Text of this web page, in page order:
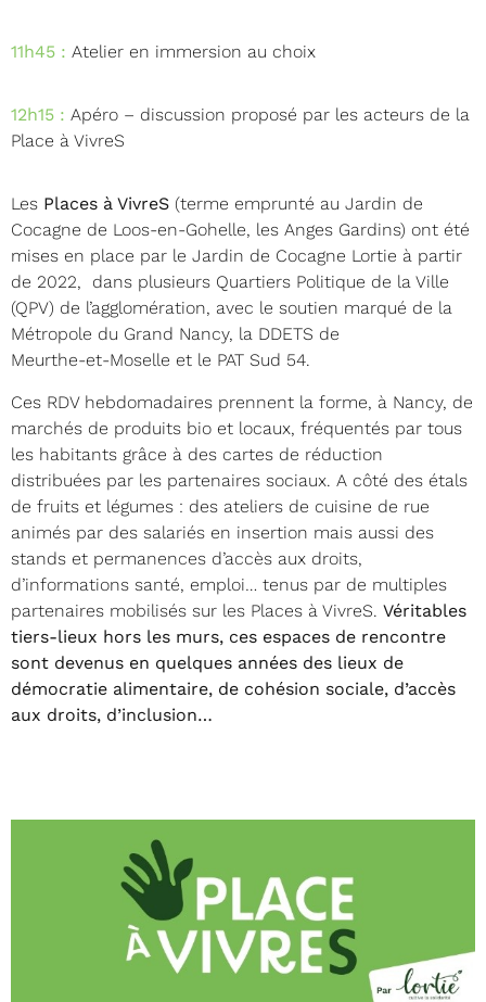
11h45 : Atelier en immersion au choix
12h15 : Apéro – discussion proposé par les acteurs de la
Place à VivreS
Les Places à VivreS (terme emprunté au Jardin de
Cocagne de Loos-en-Gohelle, les Anges Gardins) ont été
mises en place par le Jardin de Cocagne Lortie à partir
de 2022, dans plusieurs Quartiers Politique de la Ville
(QPV) de l’agglomération, avec le soutien marqué de la
Métropole du Grand Nancy, la DDETS de
Meurthe-et-Moselle et le PAT Sud 54.
Ces RDV hebdomadaires prennent la forme, à Nancy, de
marchés de produits bio et locaux, fréquentés par tous
les habitants grâce à des cartes de réduction
distribuées par les partenaires sociaux. A côté des étals
de fruits et légumes : des ateliers de cuisine de rue
animés par des salariés en insertion mais aussi des
stands et permanences d’accès aux droits,
d’informations santé, emploi… tenus par de multiples
partenaires mobilisés sur les Places à VivreS. Véritables
tiers-lieux hors les murs, ces espaces de rencontre
sont devenus en quelques années des lieux de
démocratie alimentaire, de cohésion sociale, d’accès
aux droits, d’inclusion…